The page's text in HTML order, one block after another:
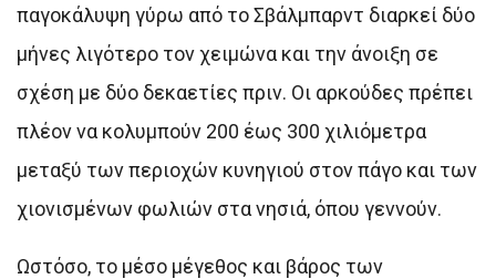
παγοκάλυψη γύρω από το Σβάλμπαρντ διαρκεί δύο
μήνες λιγότερο τον χειμώνα και την άνοιξη σε
σχέση με δύο δεκαετίες πριν. Οι αρκούδες πρέπει
πλέον να κολυμπούν 200 έως 300 χιλιόμετρα
μεταξύ των περιοχών κυνηγιού στον πάγο και των
χιονισμένων φωλιών στα νησιά, όπου γεννούν.
Ωστόσο, το μέσο μέγεθος και βάρος των